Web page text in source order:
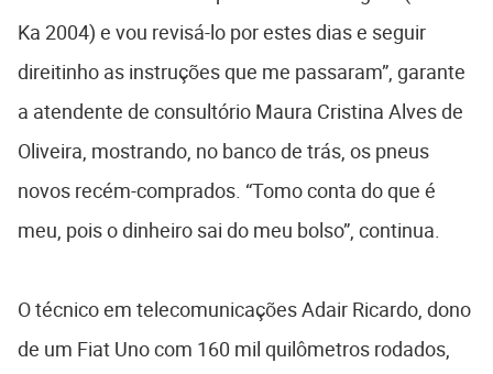
Ka 2004) e vou revisá-lo por estes dias e seguir
direitinho as instruções que me passaram”, garante
a atendente de consultório Maura Cristina Alves de
Oliveira, mostrando, no banco de trás, os pneus
novos recém-comprados. “Tomo conta do que é
meu, pois o dinheiro sai do meu bolso”, continua.
O técnico em telecomunicações Adair Ricardo, dono
de um Fiat Uno com 160 mil quilômetros rodados,